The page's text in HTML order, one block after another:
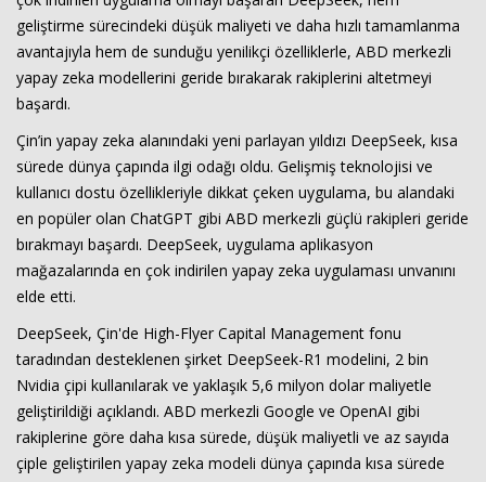
geliştirme sürecindeki düşük maliyeti ve daha hızlı tamamlanma
avantajıyla hem de sunduğu yenilikçi özelliklerle, ABD merkezli
yapay zeka modellerini geride bırakarak rakiplerini altetmeyi
başardı.
Çin’in yapay zeka alanındaki yeni parlayan yıldızı DeepSeek, kısa
sürede dünya çapında ilgi odağı oldu. Gelişmiş teknolojisi ve
kullanıcı dostu özellikleriyle dikkat çeken uygulama, bu alandaki
en popüler olan ChatGPT gibi ABD merkezli güçlü rakipleri geride
bırakmayı başardı. DeepSeek, uygulama aplikasyon
mağazalarında en çok indirilen yapay zeka uygulaması unvanını
elde etti.
DeepSeek, Çin'de High-Flyer Capital Management fonu
taradından desteklenen şirket DeepSeek-R1 modelini, 2 bin
Nvidia çipi kullanılarak ve yaklaşık 5,6 milyon dolar maliyetle
geliştirildiği açıklandı. ABD merkezli Google ve OpenAI gibi
rakiplerine göre daha kısa sürede, düşük maliyetli ve az sayıda
çiple geliştirilen yapay zeka modeli dünya çapında kısa sürede